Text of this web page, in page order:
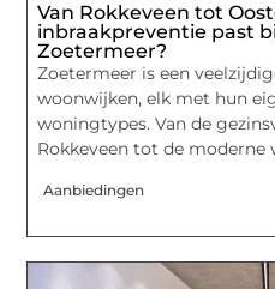
Van Rokkeveen tot
inbraakpreventie past
Zoetermeer?
Zoetermeer is een
woonwijken, elk met hun
woningtypes. Van de
Rokkeveen tot de moderne
Aanbiedingen